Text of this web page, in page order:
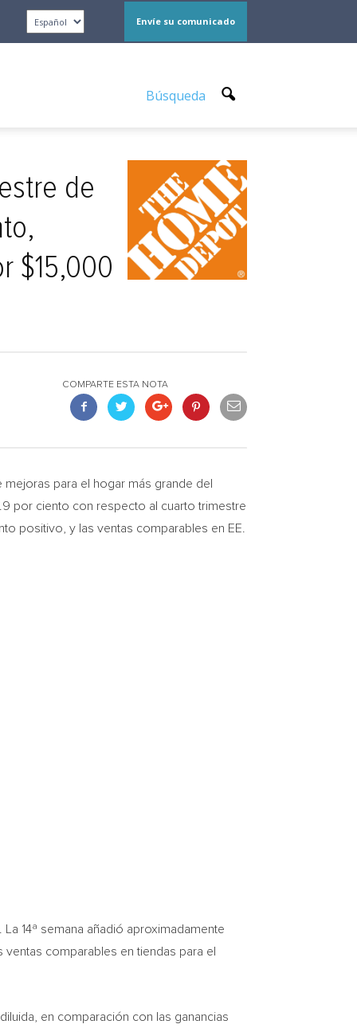
Envíe su comunicado
Búsqueda
de
$15,000
COMPARTE ESTA NOTA
mejoras para el hogar más grande del
por ciento con respecto al cuarto trimestre
positivo, y las ventas comparables en EE.
14ª semana añadió aproximadamente
comparables en tiendas para el
en comparación con las ganancias